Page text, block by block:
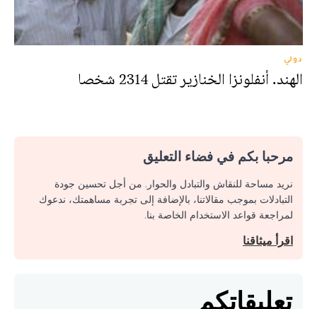
دولي
الهند. أنفلونزا الخنازير تقتل 2314 شخصا
مرحبا بكم في فضاء التعليق
نريد مساحة للنقاش والتبادل والحوار. من أجل تحسين جودة
التبادلات بموجب مقالاتنا، بالإضافة إلى تجربة مساهمتك، ندعوك
لمراجعة قواعد الاستخدام الخاصة بنا.
اقرأ ميثاقنا
تعليقاتكم